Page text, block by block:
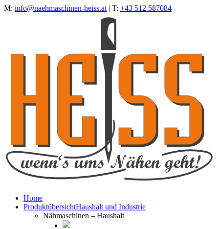
M: info@naehmaschinen-heiss.at | T: +43 512 587084
Home
ProduktübersichtHaushalt und Industrie
Nähmaschinen – Haushalt